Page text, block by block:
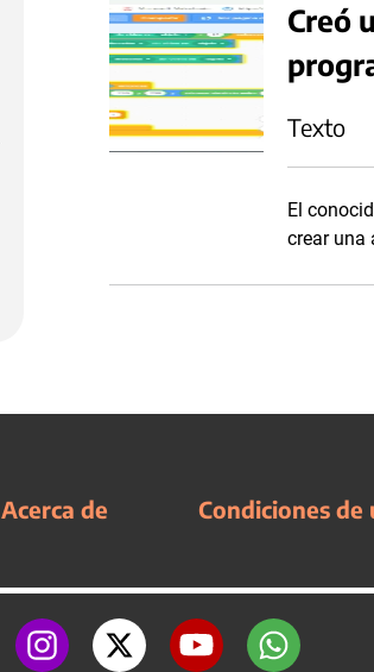
Creó
Texto
El
crear una
Acerca de Condiciones de